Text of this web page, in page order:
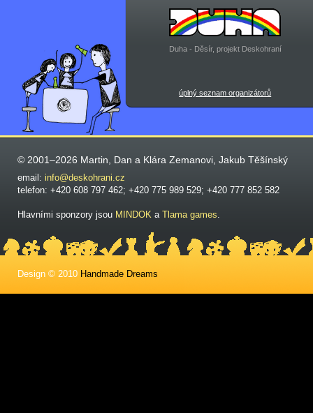
Duha - Děsír, projekt Deskohraní
úplný seznam organizátorů
© 2001–2026 Martin, Dan a Klára Zemanovi, Jakub Těšínský
email: info@deskohrani.cz
telefon: +420 608 797 462; +420 775 989 529; +420 777 852 582
Hlavními sponzory jsou MINDOK a Tlama games.
Design © 2010 Handmade Dreams